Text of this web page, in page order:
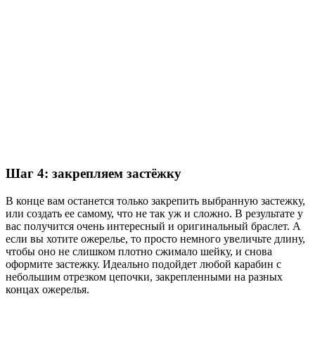
Шаг 4: закрепляем застёжку
В конце вам останется только закрепить выбранную застежку,
или создать ее самому, что не так уж и сложно. В результате у
вас получится очень интересный и оригинальный браслет. А
если вы хотите ожерелье, то просто немного увеличьте длину,
чтобы оно не слишком плотно сжимало шейку, и снова
оформите застежку. Идеально подойдет любой карабин с
небольшим отрезком цепочки, закрепленными на разных
концах ожерелья.